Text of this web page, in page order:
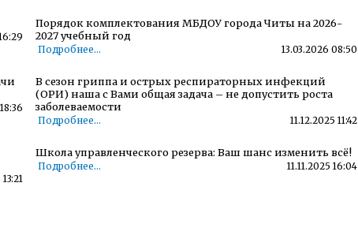
Порядок комплектования МБДОУ города Читы на 2026-
2027 учебный год
Подробнее... 13.03.2026 08:50
В сезон гриппа и острых респираторных инфекций
(ОРИ) наша с Вами общая задача – не допустить роста
заболеваемости
Подробнее... 11.12.2025 11:42
Школа управленческого резерва: Ваш шанс изменить всё!
Подробнее... 11.11.2025 16:04